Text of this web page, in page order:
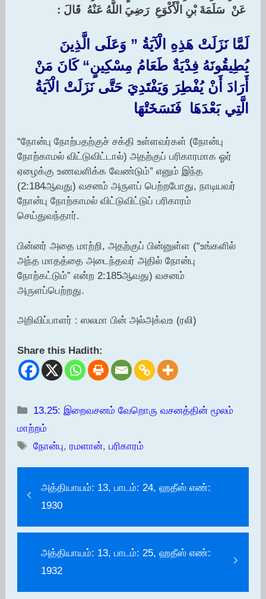
‏ ‏عَنْ ‏ ‏سَلَمَةَ بْنِ الْأَكْوَعِ ‏ ‏رَضِيَ اللَّهُ عَنْهُ ‏ ‏قَالَ : ‏
‏لَمَّا نَزَلَتْ هَذِهِ الْآيَةُ ‏” ‏وَعَلَى الَّذِينَ
يُطِيقُونَهُ فِدْيَةٌ طَعَامُ مِسْكِينٍ“ ‏‏كَانَ مَنْ
أَرَادَ أَنْ يُفْطِرَ وَيَفْتَدِيَ حَتَّى نَزَلَتْ الْآيَةُ
الَّتِي بَعْدَهَا ‏ ‏فَنَسَخَتْهَا
“நோன்பு நோற்பதற்குச் சக்தி உள்ளவர்கள் (நோன்பு
நோற்காமல் விட்டுவிட்டால்) அதற்குப் பரிகாரமாக ஓர்
ஏழைக்கு உணவளிக்க வேண்டும்” எனும் இந்த
(2:184ஆவது) வசனம் அருளப் பெற்றபோது, நாடியவர்
நோன்பு நோற்காமல் விட்டுவிட்டுப் பரிகாரம்
செய்துவந்தார்.
பின்னர் அதை மாற்றி, அதற்குப் பின்னுள்ள (“உங்களில்
அந்த மாதத்தை அடைந்தவர் அதில் நோன்பு
நோற்கட்டும்” என்ற 2:185ஆவது) வசனம்
அருளப்பெற்றது.
அறிவிப்பாளர் : ஸலமா பின் அல்அக்வஉ (ரலி)
Share this Hadith:
Categories
13.25: இறைவசனம் வேறொரு வசனத்தின் மூலம்
மாற்றம்
Tags
நோன்பு,ரமளான்,பரிகாரம்
அத்தியாயம்: 13, பாடம்: 24, ஹதீஸ் எண்:
1930
அத்தியாயம்: 13, பாடம்: 25, ஹதீஸ் எண்:
1932